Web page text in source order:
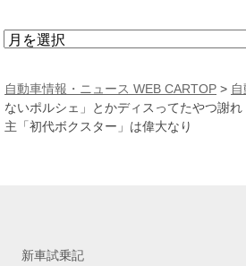
ア
カ
イ
ブ
自動車情報・ニュース WEB CARTOP >
ないポルシェ」とかディスってたやつ謝
主「初代ボクスター」は偉大なり
新車試乗記